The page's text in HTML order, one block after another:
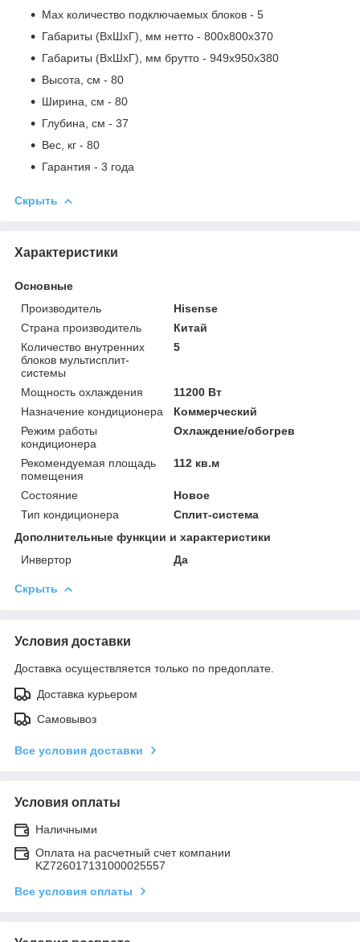
Max количество подключаемых блоков - 5
Габариты (ВxШxГ), мм нетто - 800х800х370
Габариты (ВxШxГ), мм брутто - 949x950x380
Высота, см - 80
Ширина, см - 80
Глубина, см - 37
Вес, кг - 80
Гарантия - 3 года
Скрыть
Характеристики
Основные
Производитель
Hisense
Страна производитель
Китай
Количество внутренних
блоков мультисплит-
системы
5
Мощность охлаждения
11200 Вт
Назначение кондиционера
Коммерческий
Режим работы
кондиционера
Охлаждение/обогрев
Рекомендуемая площадь
помещения
112 кв.м
Состояние
Новое
Тип кондиционера
Сплит-система
Дополнительные функции и характеристики
Инвертор
Да
Скрыть
Условия доставки
Доставка осуществляется только по предоплате.
Доставка курьером
Самовывоз
Все условия доставки
Условия оплаты
Наличными
Оплата на расчетный счет компании
KZ726017131000025557
Все условия оплаты